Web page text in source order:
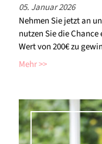
05. Januar 2026
Nehmen Sie jetzt an
nutzen Sie die
Wert von 200€ zu
Mehr